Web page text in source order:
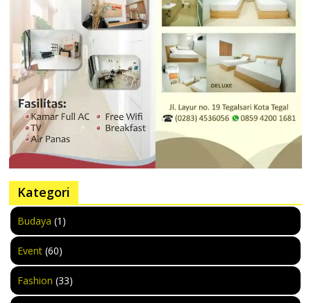
Kategori
Budaya (1)
Event (60)
Fashion (33)